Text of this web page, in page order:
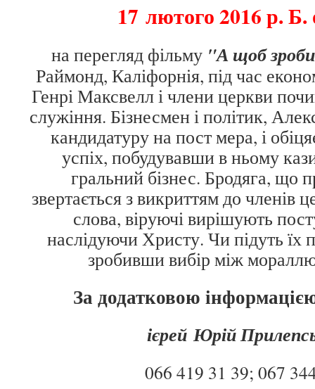
17 лютого 2016 р.
на перегляд фільму "А щоб
Раймонд, Каліфорнія, під час
Генрі Максвелл і члени церкви
служіння. Бізнесмен і політик,
кандидатуру на пост мера, і
успіх, побудувавши в ньому
гральний бізнес. Бродяга, що
звертається з викриттям до членів
слова, віруючі вирішують
наслідуючи Христу. Чи підуть їх
зробивши вибір між
За додатковою
ієрей Юрій
066 419 31 39; 067